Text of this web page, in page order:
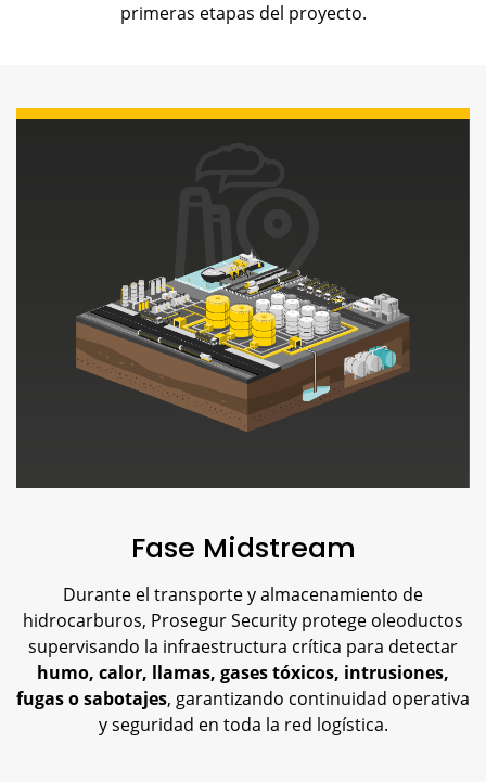
primeras etapas del proyecto.
Fase Midstream
Durante el transporte y almacenamiento de
hidrocarburos, Prosegur Security protege oleoductos
supervisando la infraestructura crítica para detectar
humo, calor, llamas, gases tóxicos, intrusiones,
fugas o sabotajes, garantizando continuidad operativa
y seguridad en toda la red logística.